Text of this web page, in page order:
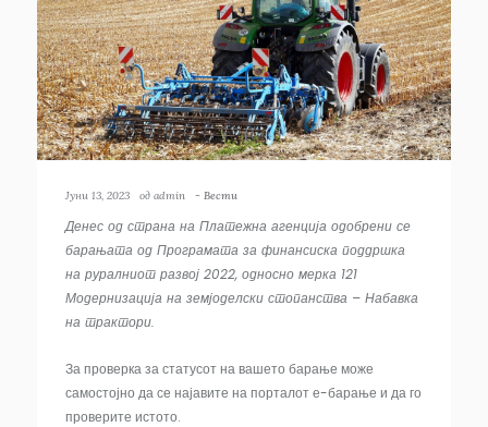
Јуни 13, 2023 од admin - Вести
Денес од страна на Платежна агенција одобрени се
барањата од Програмата за финансиска поддршка
на руралниот развој 2022, односно мерка 121
Модернизација на земјоделски стопанства – Набавка
на трактори.
За проверка за статусот на вашето барање може
самостојно да се најавите на порталот е-барање и да го
проверите истото.